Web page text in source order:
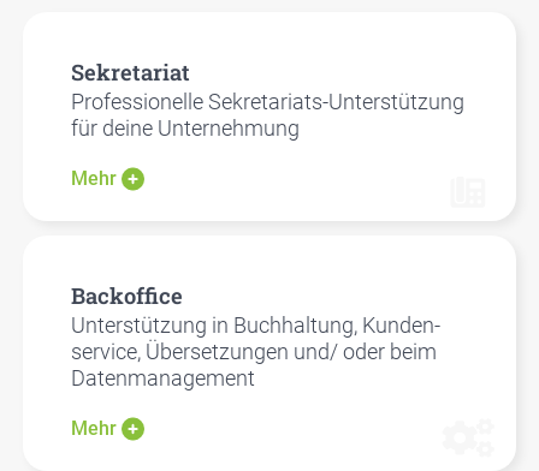
Sekre­ta­ri­at
Pro­fes­sio­nel­le Sekre­ta­ri­ats-Unter­stüt­zung
für dei­ne Unter­neh­mung
Mehr
Back­of­fice
Unter­stüt­zung in Buch­hal­tung, Kun­den­
ser­vice, Über­set­zun­gen und/ oder beim
Daten­ma­nage­ment
Mehr